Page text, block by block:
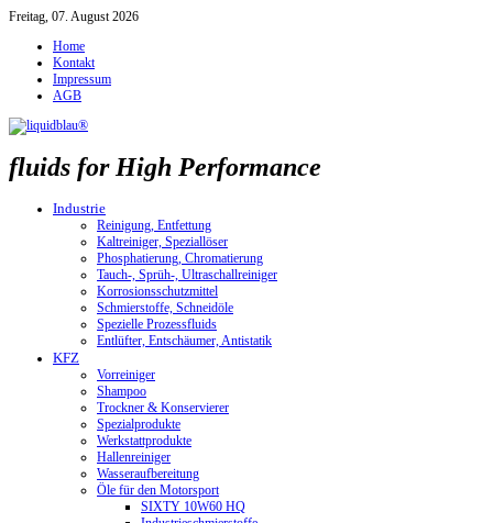
Freitag, 07. August 2026
Home
Kontakt
Impressum
AGB
fluids for High Performance
Industrie
Reinigung, Entfettung
Kaltreiniger, Speziallöser
Phosphatierung, Chromatierung
Tauch-, Sprüh-, Ultraschallreiniger
Korrosionsschutzmittel
Schmierstoffe, Schneidöle
Spezielle Prozessfluids
Entlüfter, Entschäumer, Antistatik
KFZ
Vorreiniger
Shampoo
Trockner & Konservierer
Spezialprodukte
Werkstattprodukte
Hallenreiniger
Wasseraufbereitung
Öle für den Motorsport
SIXTY 10W60 HQ